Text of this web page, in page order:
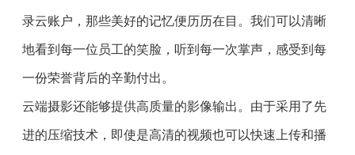
录云账户，那些美好的记忆便历历在目。我们可以清晰
地看到每一位员工的笑脸，听到每一次掌声，感受到每
一份荣誉背后的辛勤付出。
云端摄影还能够提供高质量的影像输出。由于采用了先
进的压缩技术，即使是高清的视频也可以快速上传和播